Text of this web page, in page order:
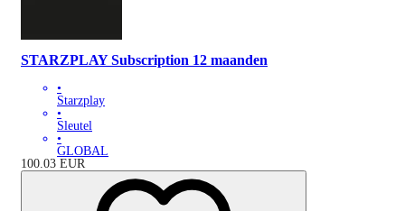
STARZPLAY Subscription 12 maanden
•
Starzplay
•
Sleutel
•
GLOBAL
100.03 EUR